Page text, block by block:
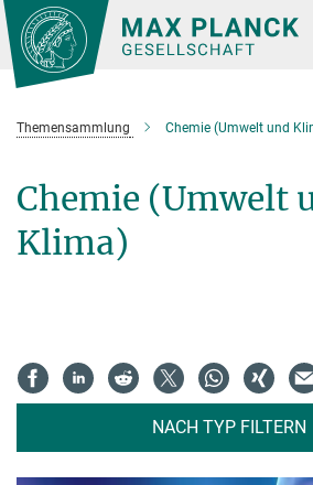
Hauptinhalt
Themensammlung Chemie (Umwelt und
Chemie (Umwelt
Klima)
NACH TYP FILTERN